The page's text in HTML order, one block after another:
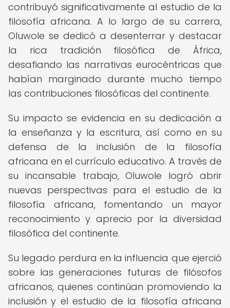
contribuyó significativamente al estudio de la
filosofía africana. A lo largo de su carrera,
Oluwole se dedicó a desenterrar y destacar
la rica tradición filosófica de África,
desafiando las narrativas eurocéntricas que
habían marginado durante mucho tiempo
las contribuciones filosóficas del continente.
Su impacto se evidencia en su dedicación a
la enseñanza y la escritura, así como en su
defensa de la inclusión de la filosofía
africana en el currículo educativo. A través de
su incansable trabajo, Oluwole logró abrir
nuevas perspectivas para el estudio de la
filosofía africana, fomentando un mayor
reconocimiento y aprecio por la diversidad
filosófica del continente.
Su legado perdura en la influencia que ejerció
sobre las generaciones futuras de filósofos
africanos, quienes continúan promoviendo la
inclusión y el estudio de la filosofía africana